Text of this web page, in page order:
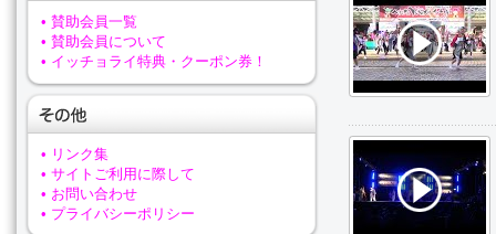
• 賛助会員一覧
• 賛助会員について
• イッチョライ特典・クーポン券！
• リンク集
• サイトご利用に際して
• お問い合わせ
• プライバシーポリシー